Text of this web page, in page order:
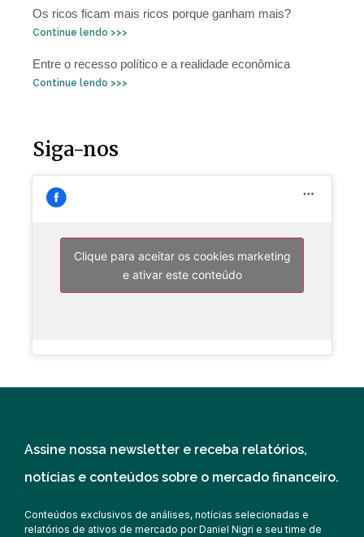
Os ricos ficam mais ricos porque ganham mais?
Continue lendo >>>
Entre o recesso político e a realidade econômica
Continue lendo >>>
Siga-nos
Clique para aceitar os cookies marketing
e ativar este conteúdo
Assine nossa newsletter e receba relatórios,
notícias e conteúdos sobre o mercado financeiro.
Conteúdos exclusivos de análises, notícias selecionadas e
relatórios de ativos de mercado por Daniel Nigri e seu time de